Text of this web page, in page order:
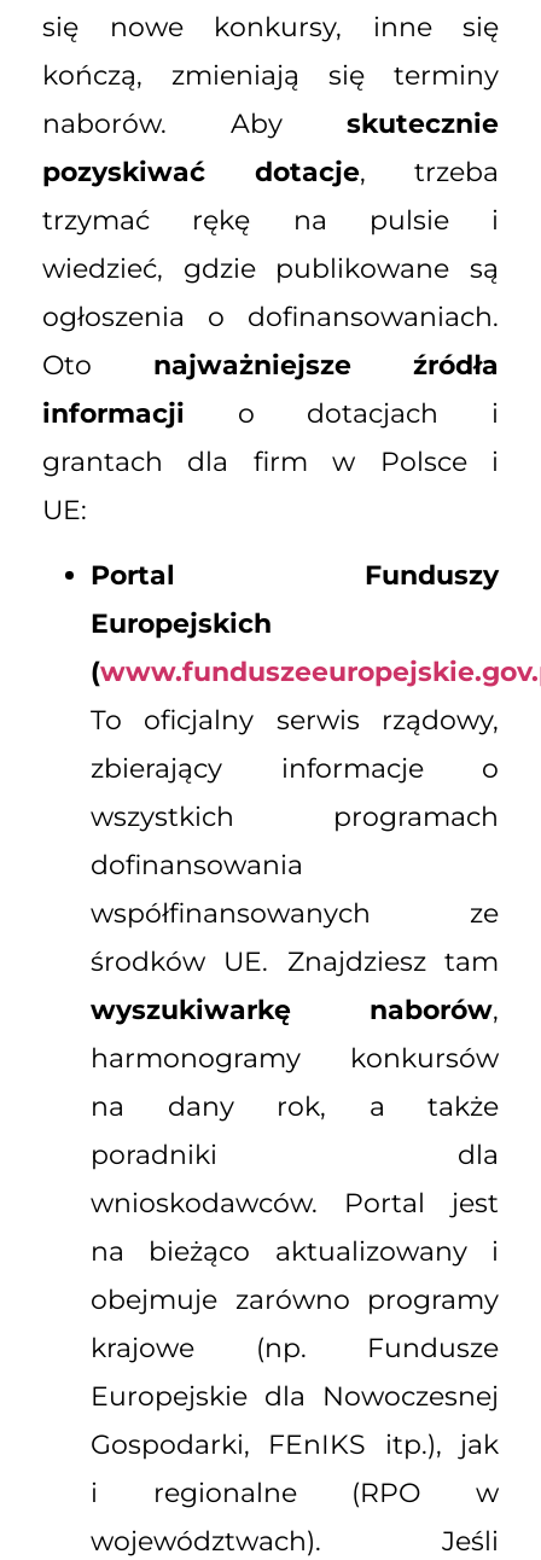
się nowe konkursy, inne się
kończą, zmieniają się terminy
naborów. Aby skutecznie
pozyskiwać dotacje, trzeba
trzymać rękę na pulsie i
wiedzieć, gdzie publikowane są
ogłoszenia o dofinansowaniach.
Oto najważniejsze źródła
informacji o dotacjach i
grantach dla firm w Polsce i
UE:
Portal Funduszy
Europejskich
(
To oficjalny serwis rządowy,
zbierający informacje o
wszystkich programach
dofinansowania
współfinansowanych ze
środków UE. Znajdziesz tam
wyszukiwarkę naborów,
harmonogramy konkursów
na dany rok, a także
poradniki dla
wnioskodawców. Portal jest
na bieżąco aktualizowany i
obejmuje zarówno programy
krajowe (np. Fundusze
Europejskie dla Nowoczesnej
Gospodarki, FEnIKS itp.), jak
i regionalne (RPO w
województwach). Jeśli